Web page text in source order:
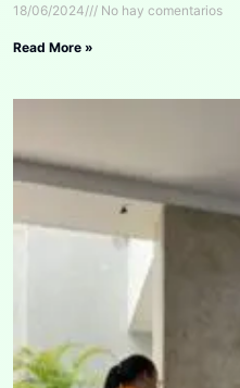
18/06/2024 No hay comentarios
Read More »